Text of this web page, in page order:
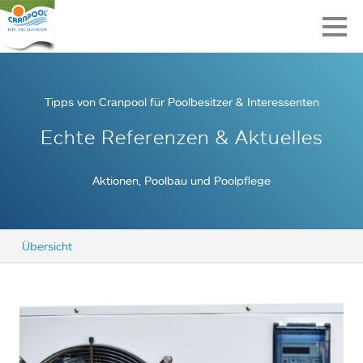
Tipps von Cranpool für Poolbesitzer & Interessenten
Echte Referenzen & Aktuelles
Aktionen, Poolbau und Poolpflege
Übersicht